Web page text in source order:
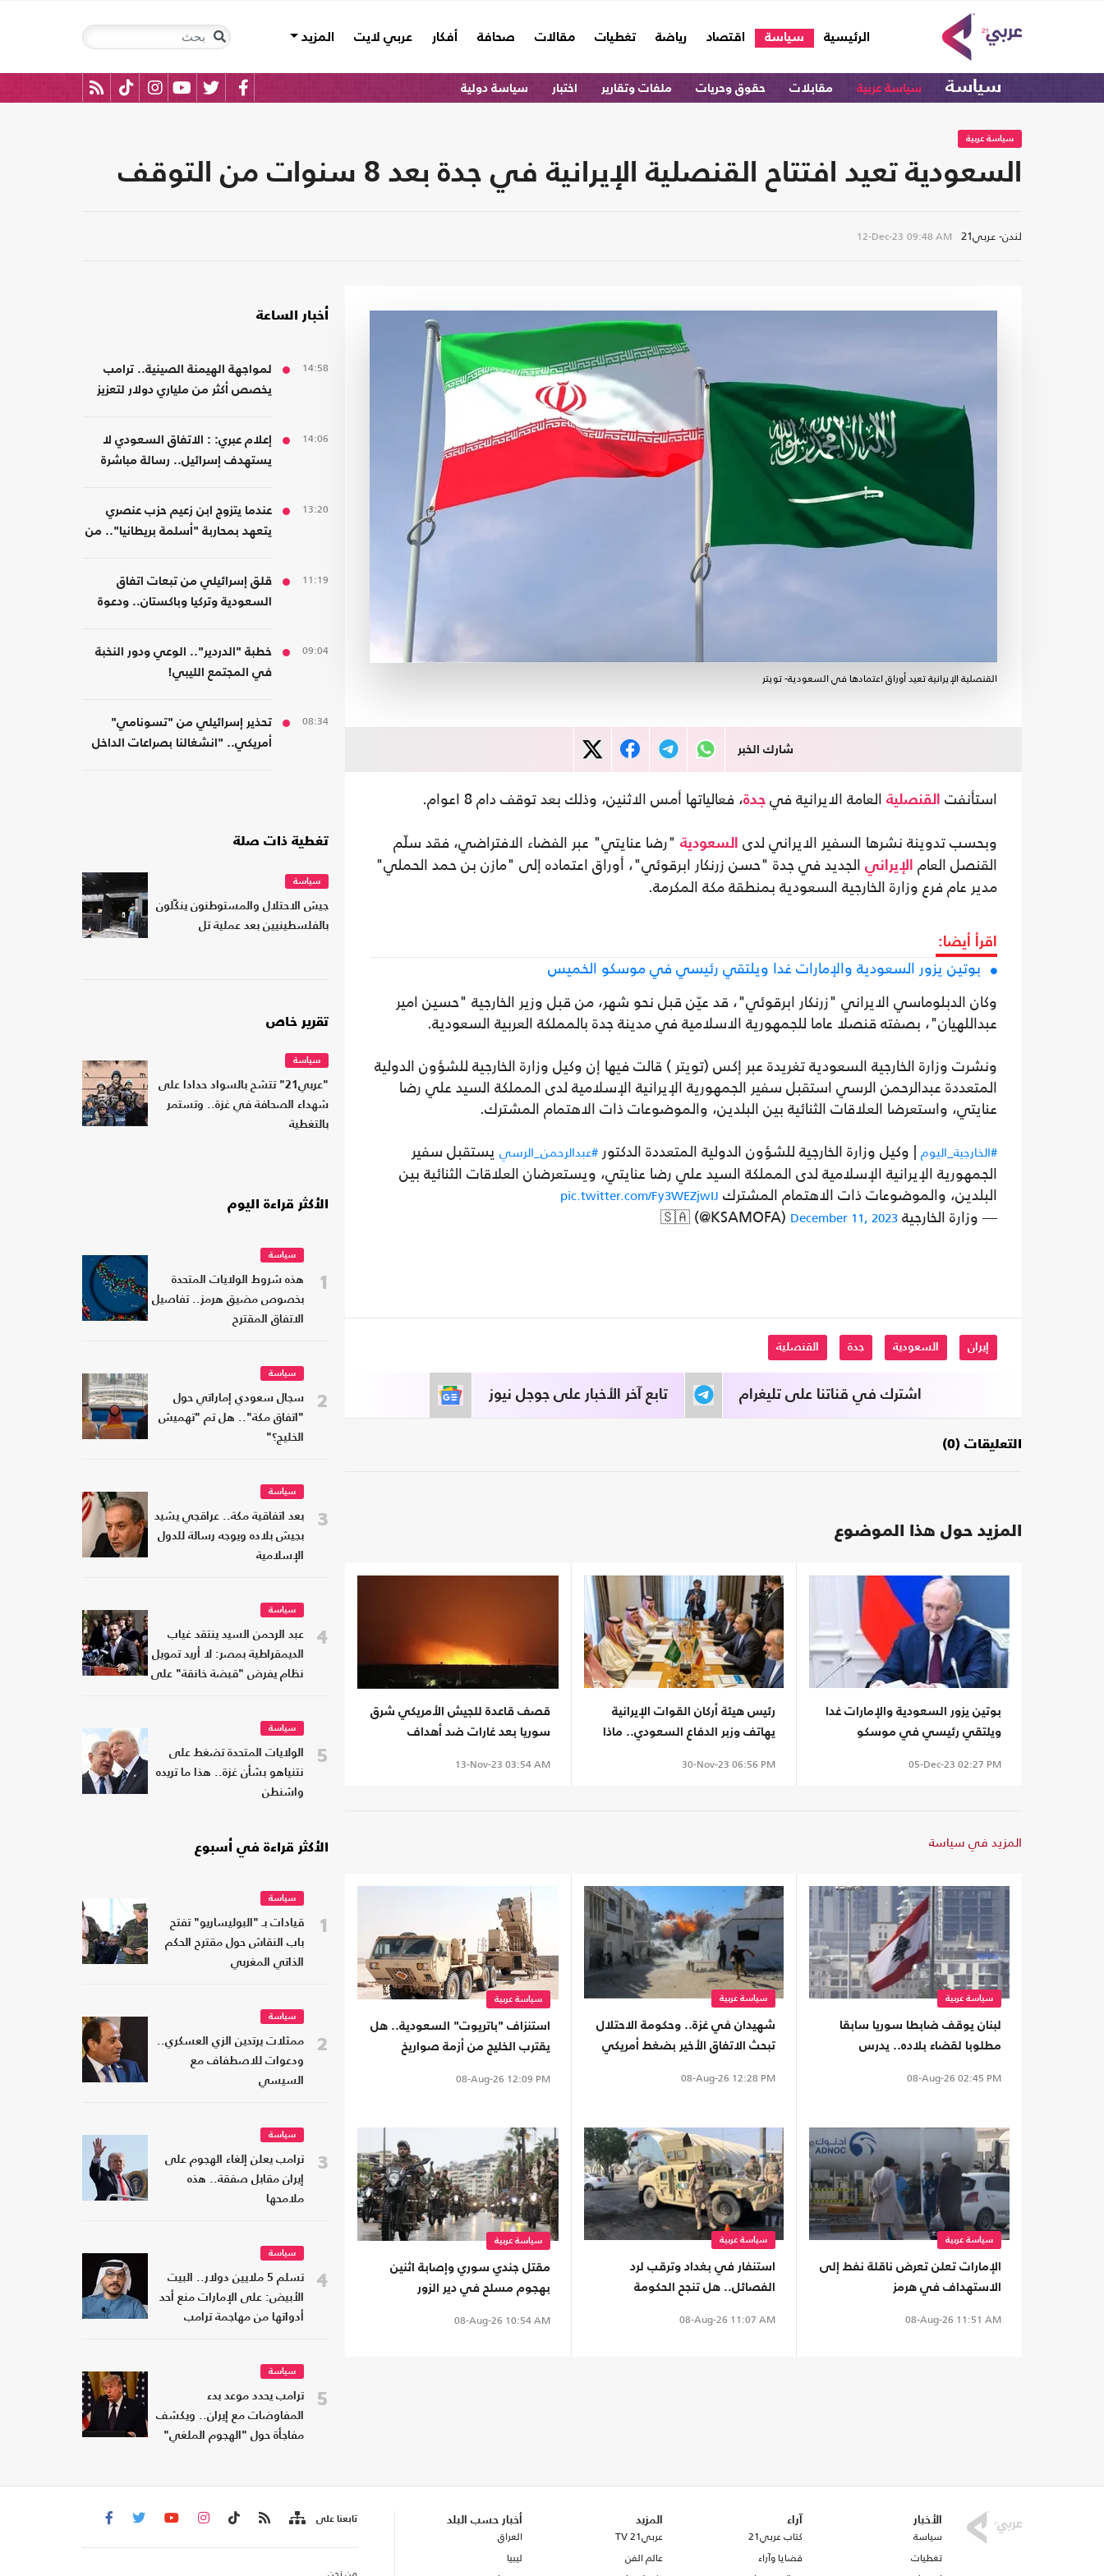
الرئيسية
(current) سياسة اقتصاد رياضة تغطيات مقالات صحافة أفكار عربي لايت المزيد
سياسة سياسة عربية مقابلات حقوق وحريات ملفات وتقارير اختبار سياسة دولية
سياسة عربية
السعودية تعيد افتتاح القنصلية الإيرانية في جدة بعد 8 سنوات من التوقف
لندن- عربي21 12-Dec-23 09:48 AM
القنصلية الإيرانية تعيد أوراق اعتمادها في السعودية- تويتر
شارك الخبر
استأنفت القنصلية العامة الايرانية في جدة، فعالياتها أمس الاثنين، وذلك بعد توقف دام 8 اعوام.
وبحسب تدوينة نشرها السفير الايراني لدى
السعودية "رضا عنايتي" عبر الفضاء الافتراضي، فقد سلّم
القنصل العام
الإيراني الجديد في جدة "حسن زرنكار ابرقوئي"، أوراق اعتماده إلى "مازن بن حمد الحملي"
مدير عام فرع وزارة الخارجية السعودية بمنطقة مكة المكرمة.
اقرأ أيضا:
بوتين يزور السعودية والإمارات غدا ويلتقي رئيسي في موسكو الخميس
وكان الدبلوماسي الايراني "زرنكار ابرقوئي"، قد عيّن قبل نحو شهر، من قبل وزير الخارجية "حسين امير
عبداللهيان"، بصفته قنصلا عاما للجمهورية الاسلامية في مدينة جدة بالمملكة العربية السعودية.
ونشرت وزارة الخارجية السعودية تغريدة عبر إكس (تويتر ) قالت فيها إن وكيل وزارة الخارجية للشؤون الدولية
المتعددة عبدالرحمن الرسي استقبل سفير الجمهورية الإيرانية الإسلامية لدى المملكة السيد علي رضا
عنايتي، واستعرضا العلاقات الثنائية بين البلدين، والموضوعات ذات الاهتمام المشترك.
#الخارجية_اليوم | وكيل وزارة الخارجية للشؤون الدولية المتعددة الدكتور #عبدالرحمن_الرسي يستقبل سفير
الجمهورية الإيرانية الإسلامية لدى المملكة السيد علي رضا عنايتي، ويستعرضان العلاقات الثنائية بين
البلدين، والموضوعات ذات الاهتمام المشترك pic.twitter.com/Fy3WEZjwIJ
— وزارة الخارجية 🇸🇦 (@KSAMOFA) December 11, 2023
إيران السعودية جدة القنصلية
تابع آخر الأخبار على جوجل نيوز اشترك في قناتنا على تليغرام
التعليقات (0)
المزيد حول هذا الموضوع
بوتين يزور السعودية والإمارات غدا
ويلتقي رئيسي في موسكو
05-Dec-23 02:27 PM
رئيس هيئة أركان القوات الإيرانية
يهاتف وزبر الدفاع السعودي.. ماذا
30-Nov-23 06:56 PM
قصف قاعدة للجيش الأمريكي شرق
سوريا بعد غارات ضد أهداف
13-Nov-23 03:54 AM
المزيد في سياسة
سياسة عربية
لبنان يوقف ضابطا سوريا سابقا
مطلوبا لقضاء بلاده.. يدرس
08-Aug-26 02:45 PM
سياسة عربية
شهيدان في غزة.. وحكومة الاحتلال
تبحث الاتفاق الأخير بضغط أمريكي
08-Aug-26 12:28 PM
سياسة عربية
استنزاف "باتريوت" السعودية.. هل
يقترب الخليج من أزمة صواريخ
08-Aug-26 12:09 PM
سياسة عربية
الإمارات تعلن تعرض ناقلة نفط إلى
الاستهداف في هرمز
08-Aug-26 11:51 AM
سياسة عربية
استنفار في بغداد وترقب لرد
الفصائل.. هل تنجح الحكومة
08-Aug-26 11:07 AM
سياسة عربية
مقتل جندي سوري وإصابة اثنين
بهجوم مسلح في دير الزور
08-Aug-26 10:54 AM
أخبار الساعة
14:58
لمواجهة الهيمنة الصينية.. ترامب
يخصص أكثر من ملياري دولار لتعزيز
14:06
إعلام عبري: : الاتفاق السعودي لا
يستهدف إسرائيل.. رسالة مباشرة
13:20
عندما يتزوج ابن زعيم حزب عنصري
يتعهد بمحاربة "أسلمة بريطانيا".. من
11:19
قلق إسرائيلي من تبعات اتفاق
السعودية وتركيا وباكستان.. ودعوة
09:04
خطبة "الدردير".. الوعي ودور النخبة
في المجتمع الليبي!
08:34
تحذير إسرائيلي من "تسونامي"
أمريكي.. "انشغالنا بصراعات الداخل
تغطية ذات صلة
سياسة
جيش الاحتلال والمستوطنون ينكّلون
بالفلسطينيين بعد عملية تل
تقرير خاص
سياسة
"عربي21" تتشح بالسواد حدادا على
شهداء الصحافة في غزة.. وتستمر
بالتغطية
الأكثر قراءة اليوم
1
سياسة
هذه شروط الولايات المتحدة
بخصوص مضيق هرمز.. تفاصيل
الاتفاق المقترح
2
سياسة
سجال سعودي إماراتي حول
"اتفاق مكة".. هل تم "تهميش
الخليج؟"
3
سياسة
بعد اتفاقية مكة.. عراقجي يشيد
بجيش بلاده ويوجه رسالة للدول
الإسلامية
4
سياسة
عبد الرحمن السيد ينتقد غياب
الديمقراطية بمصر: لا أريد تمويل
نظام يفرض "قبضة خانقة" على
5
سياسة
الولايات المتحدة تضغط على
نتنياهو بشأن غزة.. هذا ما تريده
واشنطن
الأكثر قراءة في أسبوع
1
سياسة
قيادات بـ "البوليساريو" تفتح
باب النقاش حول مقترح الحكم
الذاتي المغربي
2
سياسة
ممثلات يرتدين الزي العسكري..
ودعوات للاصطفاف مع
السيسي
3
سياسة
ترامب يعلن إلغاء الهجوم على
إيران مقابل صفقة.. هذه
ملامحها
4
سياسة
تسلم 5 ملايين دولار.. البيت
الأبيض: على الإمارات منع أحد
أدواتها من مهاجمة ترامب
5
سياسة
ترامب يحدد موعد بدء
المفاوضات مع إيران.. ويكشف
مفاجأة حول "الهجوم الملغي"
الأخبار
سياسة
تغطيات
آراء
كتاب عربي21
قضايا وآراء
المزيد
عربي21 TV
عالم الفن
أخبار حسب البلد
العراق
ليبيا
تابعنا على